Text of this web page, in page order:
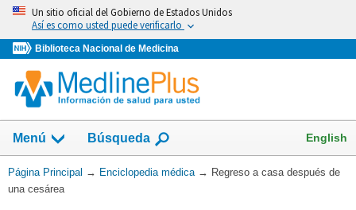
Omita
vaya
al
Contenido
Un sitio oficial del Gobierno de Estados Unidos
Así es como usted puede verificarlo
Biblioteca Nacional de Medicina
Menú Búsqueda English
Usted
está
Página Principal → Enciclopedia médica → Regreso a casa después de
una cesárea